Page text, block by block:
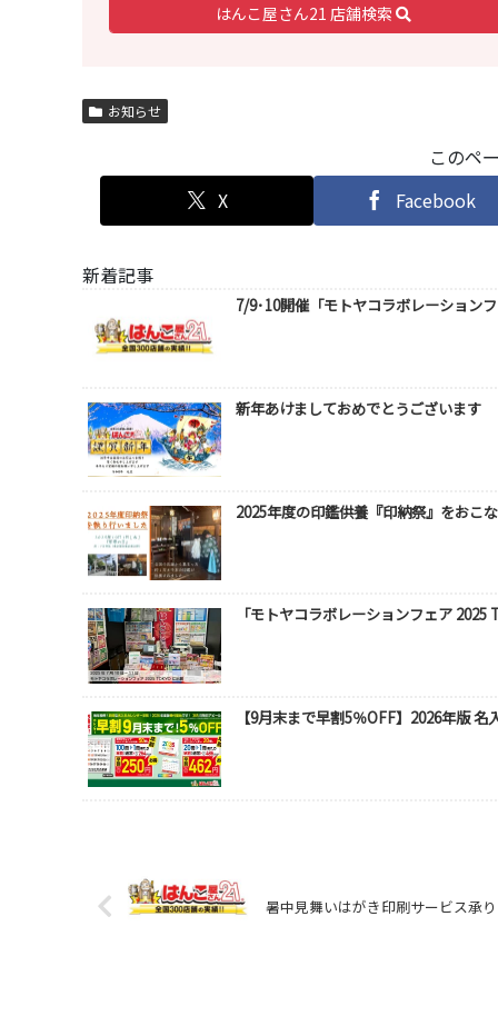
はんこ屋さん21 店舗検索
お知らせ
このペ
X
Facebook
新着記事
7/9･10開催「モトヤコラボレーション
新年あけましておめでとうございます
2025年度の印鑑供養『印納祭』をおこ
「モトヤコラボレーションフェア 2025
【9月末まで早割5％OFF】2026年版
暑中見舞いはがき印刷サービス承